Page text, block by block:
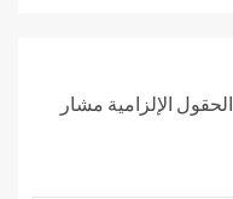
الحقول الإلزامية مشار